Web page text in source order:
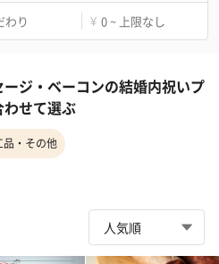
わり ¥ 0 ~ 上限なし
ジ・ベーコンの結婚内祝いプ
わせて選ぶ
品・その他